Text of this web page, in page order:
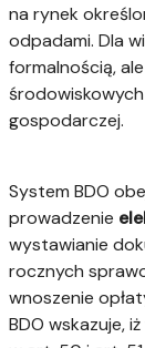
na rynek
odpadami. Dla
formalnością,
gospodarczej.
System BDO
prowadzenie
wystawianie
rocznych
wnoszenie
BDO wskazuje,